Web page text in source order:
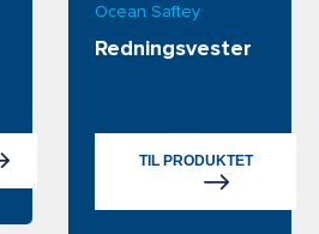
Ocean Saftey
Redningsvester
TIL PRODUKTET